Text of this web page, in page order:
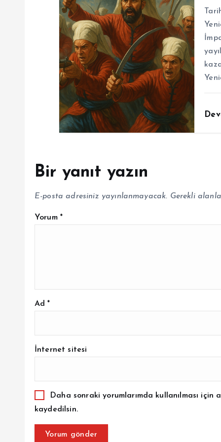
Bir yanıt yazın
E-posta adresiniz yayınlanmayacak. Gerekli
Yorum *
Ad*
İnternet sitesi
Daha sonraki yorumlarımda kullanılması için
kaydedilsin.